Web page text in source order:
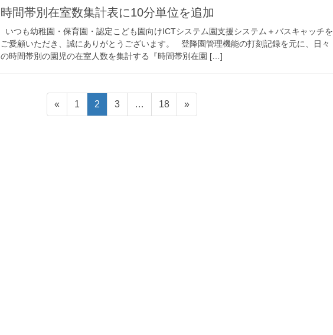
時間帯別在室数集計表に10分単位を追加
いつも幼稚園・保育園・認定こども園向けICTシステム園支援システム＋バスキャッチを
ご愛顧いただき、誠にありがとうございます。 登降園管理機能の打刻記録を元に、日々
の時間帯別の園児の在室人数を集計する『時間帯別在園 […]
«
固
定
1
固
定
2
固
定
3 …
固
定
18 »